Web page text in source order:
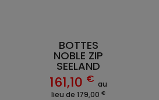
BOTTES
NOBLE ZIP
SEELAND
161,10 € au
lieu de 179,00€